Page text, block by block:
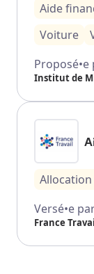
Aide
Voiture
Proposé•e
Institut de
Allocation
Versé•e
France Travail